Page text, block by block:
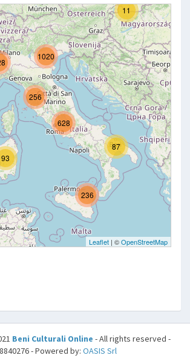
Beni Culturali Online - All rights reserved -
- Powered by: OASIS Srl